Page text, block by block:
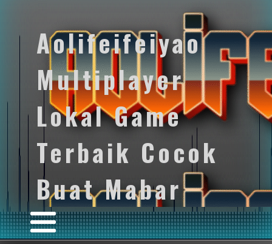
Aolifeifeiyao
Multiplayer
Lokal Game
Terbaik Cocok
Buat Mabar